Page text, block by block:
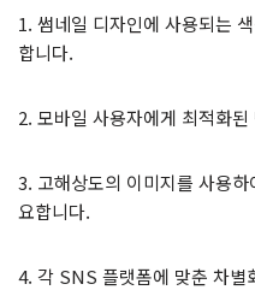
1. 썸네일 디자인에 사용되는
합니다.
2. 모바일 사용자에게 최적화
3. 고해상도의 이미지를 사용
요합니다.
4. 각 SNS 플랫폼에 맞춘 차별